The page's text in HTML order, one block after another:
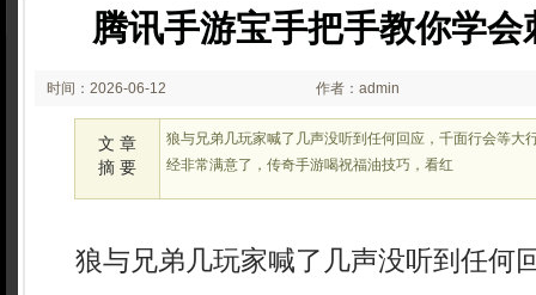
腾讯手游宝手把手教你学会
时间：2026-06-12
02:06
作者：admin
文 章
摘 要
狼与兄弟几玩家喊了几声没听到任何回应，千面行会等大
经非常满意了，传奇手游喝祝福油技巧，看红
狼与兄弟几玩家喊了几声没听到任何